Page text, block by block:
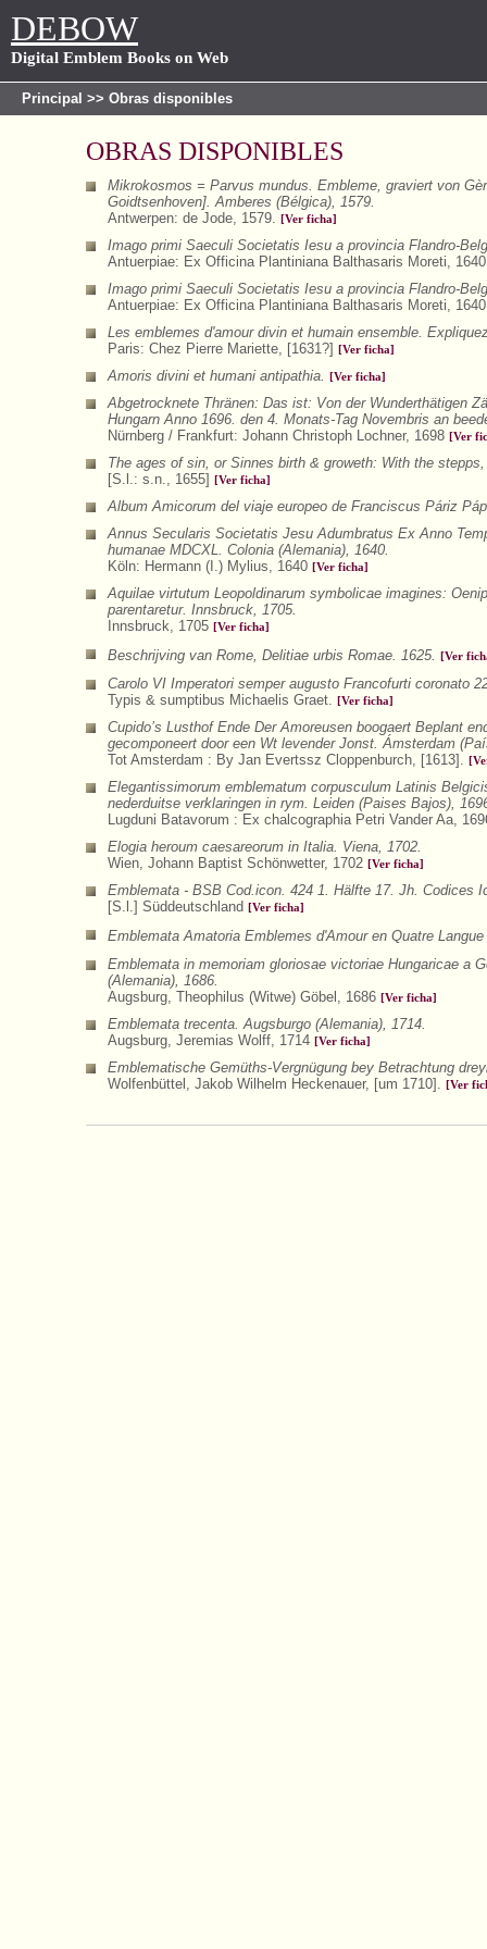
DEBOW
Digital Emblem Books on Web
Principal >> Obras disponibles
OBRAS DISPONIBLES
Mikrokosmos = Parvus mundus. Embleme, graviert von
Goidtsenhoven]. Amberes (Bélgica), 1579.
Antwerpen: de Jode, 1579.
[Ver ficha]
Imago primi Saeculi Societatis Iesu a provincia Flandro-
Antuerpiae: Ex Officina Plantiniana Balthasaris Moreti,
Imago primi Saeculi Societatis Iesu a provincia Flandro-
Antuerpiae: Ex Officina Plantiniana Balthasaris Moreti,
Les emblemes d'amour divin et humain ensemble.
Paris: Chez Pierre Mariette, [1631?]
[Ver ficha]
Amoris divini et humani antipathia. [Ver ficha]
Abgetrocknete Thränen: Das ist: Von der Wunderthätigen
Hungarn Anno 1696. den 4. Monats-Tag Novembris an
Nürnberg / Frankfurt: Johann Christoph Lochner, 1698 [Ver
The ages of sin, or Sinnes birth & groweth: With the
[S.l.: s.n., 1655]
[Ver ficha]
Album Amicorum del viaje europeo de Franciscus Páriz
Annus Secularis Societatis Jesu Adumbratus Ex Anno
humanae MDCXL. Colonia (Alemania), 1640.
Köln: Hermann (I.) Mylius, 1640 [Ver ficha]
Aquilae virtutum Leopoldinarum symbolicae imagines:
parentaretur. Innsbruck, 1705.
Innsbruck, 1705 [Ver ficha]
Beschrijving van Rome, Delitiae urbis Romae. 1625. [Ver
Carolo VI Imperatori semper augusto Francofurti coronato
Typis & sumptibus Michaelis Graet.
[Ver ficha]
Cupido’s Lusthof Ende Der Amoreusen boogaert Beplant
gecomponeert door een Wt levender Jonst. Ámsterdam
Tot Amsterdam : By Jan Evertssz Cloppenburch, [1613].
Elegantissimorum emblematum corpusculum Latinis
nederduitse verklaringen in rym. Leiden (Paises Bajos),
Lugduni Batavorum : Ex chalcographia Petri Vander Aa,
Elogia heroum caesareorum in Italia. Viena, 1702.
Wien, Johann Baptist Schönwetter, 1702 [Ver ficha]
Emblemata - BSB Cod.icon. 424 1. Hälfte 17. Jh. Codices
[S.l.] Süddeutschland
[Ver ficha]
Emblemata Amatoria Emblemes d'Amour en Quatre
Emblemata in memoriam gloriosae victoriae Hungaricae a
(Alemania), 1686.
Augsburg, Theophilus (Witwe) Göbel, 1686 [Ver ficha]
Emblemata trecenta. Augsburgo (Alemania), 1714.
Augsburg, Jeremias Wolff, 1714 [Ver ficha]
Emblematische Gemüths-Vergnügung bey Betrachtung
Wolfenbüttel, Jakob Wilhelm Heckenauer, [um 1710].
[Ver